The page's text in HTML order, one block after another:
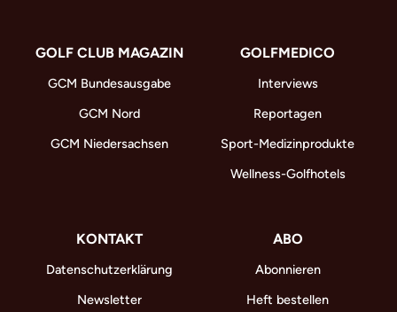
GOLF CLUB MAGAZIN
GCM Bundesausgabe
GCM Nord
GCM Niedersachsen
GOLFMEDICO
Interviews
Reportagen
Sport-Medizinprodukte
Wellness-Golfhotels
KONTAKT
Datenschutzerklärung
Newsletter
ABO
Abonnieren
Heft bestellen